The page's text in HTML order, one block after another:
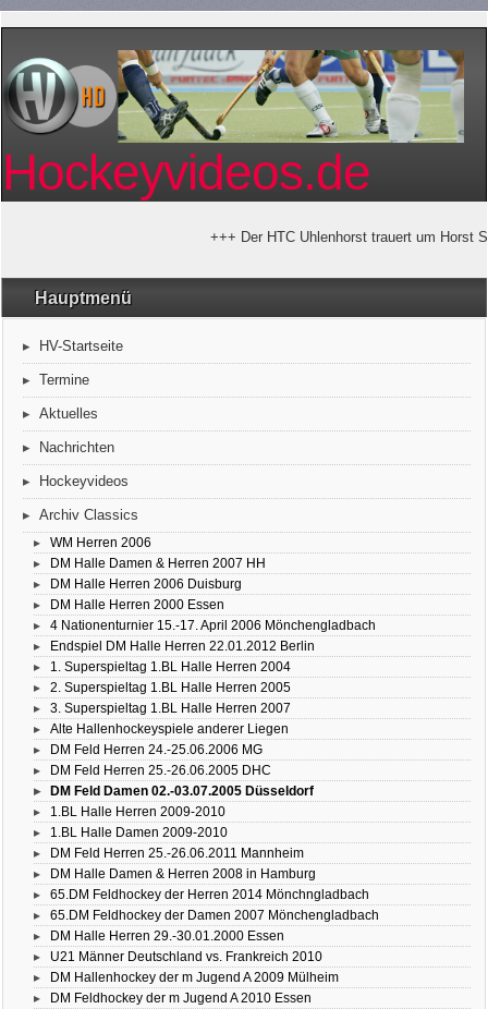
Hockeyvideos.de
+++ Der HTC Uhlenhorst trauert um Horst
Hauptmenü
HV-Startseite
Termine
Aktuelles
Nachrichten
Hockeyvideos
Archiv Classics
WM Herren 2006
DM Halle Damen & Herren 2007 HH
DM Halle Herren 2006 Duisburg
DM Halle Herren 2000 Essen
4 Nationenturnier 15.-17. April 2006 Mönchengladbach
Endspiel DM Halle Herren 22.01.2012 Berlin
1. Superspieltag 1.BL Halle Herren 2004
2. Superspieltag 1.BL Halle Herren 2005
3. Superspieltag 1.BL Halle Herren 2007
Alte Hallenhockeyspiele anderer Liegen
DM Feld Herren 24.-25.06.2006 MG
DM Feld Herren 25.-26.06.2005 DHC
DM Feld Damen 02.-03.07.2005 Düsseldorf
1.BL Halle Herren 2009-2010
1.BL Halle Damen 2009-2010
DM Feld Herren 25.-26.06.2011 Mannheim
DM Halle Damen & Herren 2008 in Hamburg
65.DM Feldhockey der Herren 2014 Mönchngladbach
65.DM Feldhockey der Damen 2007 Mönchengladbach
DM Halle Herren 29.-30.01.2000 Essen
U21 Männer Deutschland vs. Frankreich 2010
DM Hallenhockey der m Jugend A 2009 Mülheim
DM Feldhockey der m Jugend A 2010 Essen